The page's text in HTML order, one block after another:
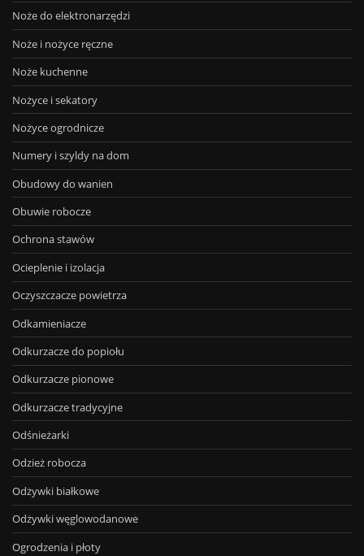
Noże do elektronarzędzi
Noże i nożyce ręczne
Noże kuchenne
Nożyce i sekatory
Nożyce ogrodnicze
Numery i szyldy na dom
Obudowy do wanien
Obuwie robocze
Ochrona stawów
Ocieplenie i izolacja
Oczyszczacze powietrza
Odkamieniacze
Odkurzacze do popiołu
Odkurzacze pionowe
Odkurzacze tradycyjne
Odśnieżarki
Odzież robocza
Odżywki białkowe
Odżywki węglowodanowe
Ogrodzenia i płoty